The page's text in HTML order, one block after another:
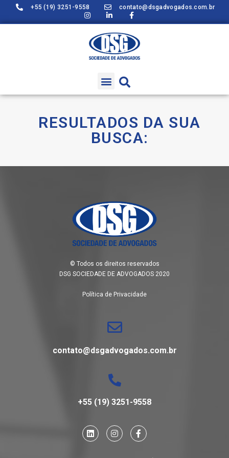
+55 (19) 3251-9558 contato@dsgadvogados.com.br
RESULTADOS DA SUA
BUSCA:
© Todos os direitos reservados
DSG SOCIEDADE DE ADVOGADOS 2020
Política de Privacidade
contato@dsgadvogados.com.br
+55 (19) 3251-9558